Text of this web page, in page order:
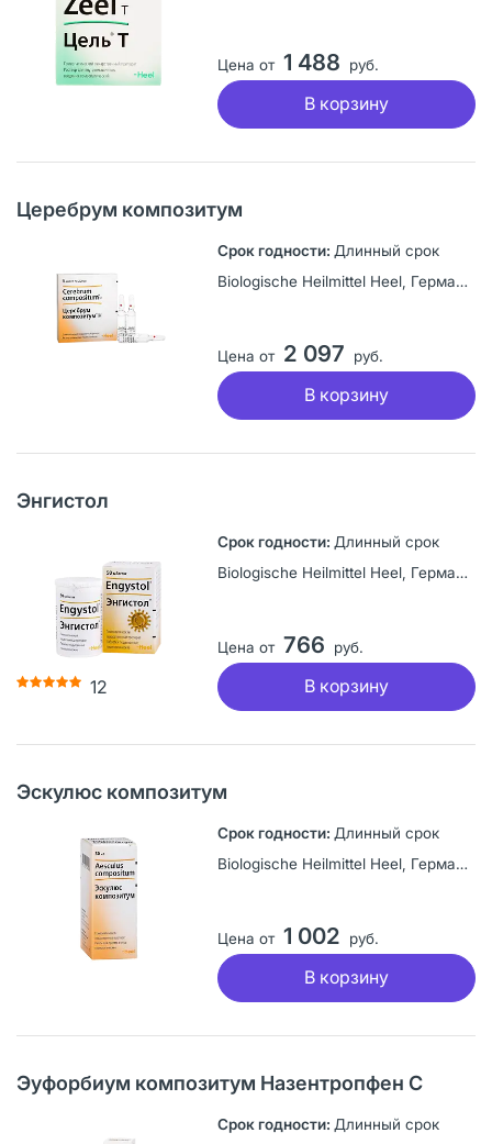
Цена от 1 488 руб.
В корзину
Церебрум композитум
Длинный срок
Biologische Heilmittel Heel, Германия
Цена от 2 097 руб.
В корзину
Энгистол
12
Длинный срок
Biologische Heilmittel Heel, Германия
Цена от 766 руб.
В корзину
Эскулюс композитум
Длинный срок
Biologische Heilmittel Heel, Германия
Цена от 1 002 руб.
В корзину
Эуфорбиум композитум Назентропфен С
Длинный срок